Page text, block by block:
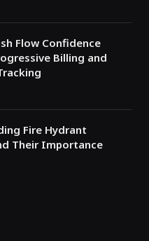
Flow Confidence
Billing and
Fire Hydrant
Their Importance